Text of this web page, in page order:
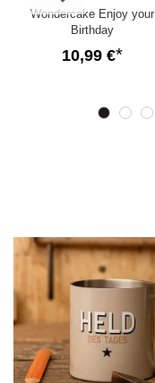
Wondercake Enjoy your
Birthday
10,99 €